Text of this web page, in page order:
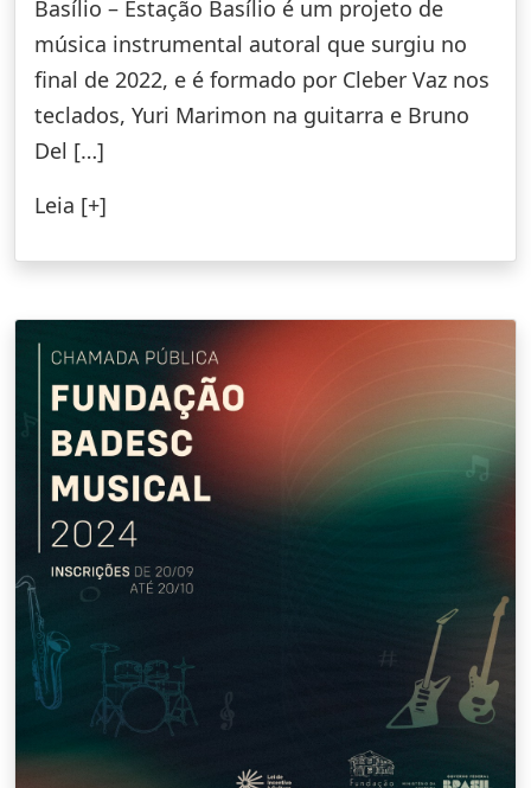
Basílio – Estação Basílio é um projeto de
música instrumental autoral que surgiu no
final de 2022, e é formado por Cleber Vaz nos
teclados, Yuri Marimon na guitarra e Bruno
Del […]
Leia [+]